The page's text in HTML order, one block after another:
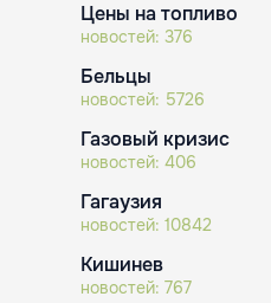
Цены на топливо
новостей: 376
Бельцы
новостей: 5726
Газовый кризис
новостей: 406
Гагаузия
новостей: 10842
Кишинев
новостей: 767